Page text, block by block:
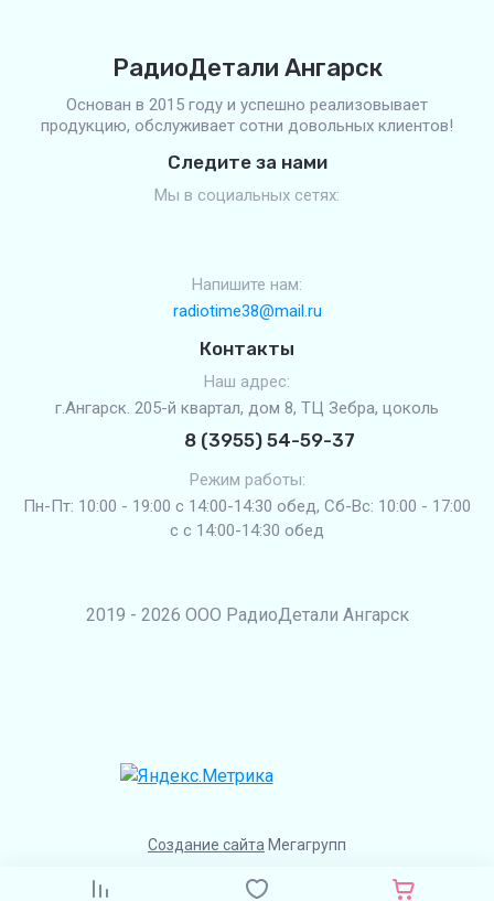
РадиоДетали Ангарск
Основан в 2015 году и успешно реализовывает
продукцию, обслуживает сотни довольных клиентов!
Следите за нами
Мы в социальных сетях:
Напишите нам:
radiotime38@mail.ru
Контакты
Наш адрес:
г.Ангарск. 205-й квартал, дом 8, ТЦ Зебра, цоколь
8 (3955) 54-59-37
Режим работы:
Пн-Пт: 10:00 - 19:00 с 14:00-14:30 обед, Сб-Вс: 10:00 - 17:00
с с 14:00-14:30 обед
2019 - 2026 ООО РадиоДетали Ангарск
Создание сайта Мегагрупп